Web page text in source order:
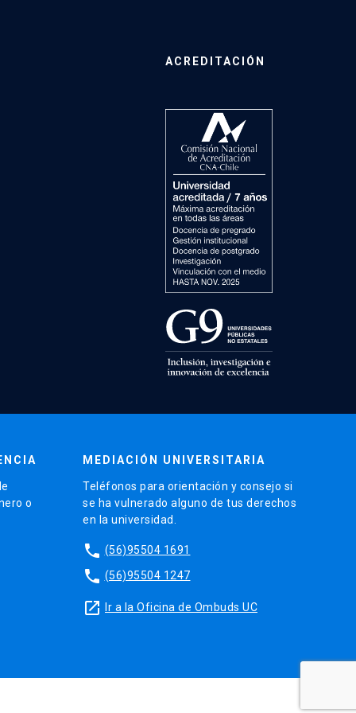
ACREDITACIÓN
o
MEDIACIÓN UNIVERSITARIA
Teléfonos para orientación y consejo si
se ha vulnerado alguno de tus derechos
en la universidad.
phone (56)95504 1691
phone (56)95504 1247
launch Ir a la Oficina de Ombuds UC